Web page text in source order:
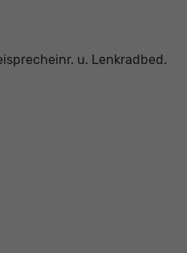
u. Lenkradbed.